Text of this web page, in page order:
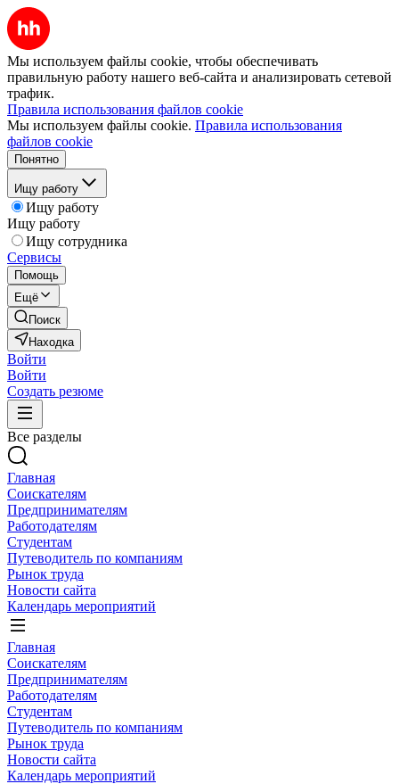
Мы используем файлы cookie, чтобы обеспечивать
правильную работу нашего веб-сайта и анализировать сетевой
трафик.
Правила использования файлов cookie
Мы используем файлы cookie. Правила использования
файлов cookie
Понятно
Ищу работу
Ищу работу
Ищу работу
Ищу сотрудника
Сервисы
Помощь
Ещё
Поиск
Находка
Войти
Войти
Создать резюме
Все разделы
Главная
Соискателям
Предпринимателям
Работодателям
Студентам
Путеводитель по компаниям
Рынок труда
Новости сайта
Календарь мероприятий
Главная
Соискателям
Предпринимателям
Работодателям
Студентам
Путеводитель по компаниям
Рынок труда
Новости сайта
Календарь мероприятий